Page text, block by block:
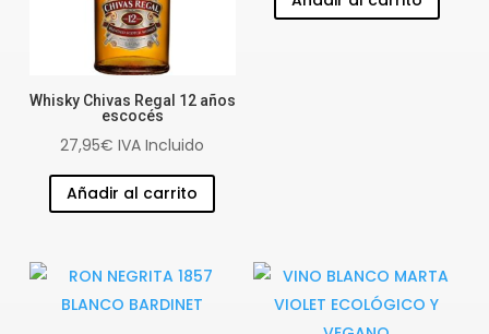
Whisky Chivas Regal 12 años
escocés
27,95€ IVA Incluido
Añadir al carrito